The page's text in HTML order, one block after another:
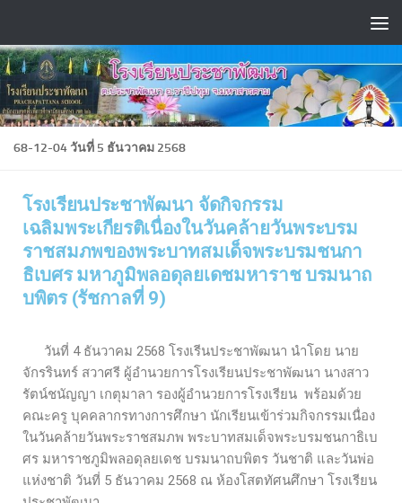
68-12-04 วันที่ 5 ธันวาคม 2568
โรงเรียนประชาพัฒนา จัดกิจกรรม
เฉลิมพระเกียรติเนื่องในวันคล้ายวันพระบรม
ราชสมภพของพระบาทสมเด็จพระบรมชนกา
ธิเบศร มหาภูมิพลอดุลยเดชมหาราช บรมนาถ
บพิตร (รัชกาลที่ 9)
วันที่ 4 ธันวาคม 2568 โรงเรีนประชาพัฒนา นำโดย นาย
จักรรินทร์ สวาศรี ผู้อำนวยการโรงเรียนประชาพัฒนา นางสาว
รัตน์ชนัญญา เกตุมาลา รองผู้อำนวยการโรงเรียน พร้อมด้วย
คณะครู บุคคลากรทางการศึกษา นักเรียนเข้าร่วมกิจกรรมเนื่อง
ในวันคล้ายวันพระราชสมภพ พระบาทสมเด็จพระบรมชนกาธิเบ
ศร มหาราชภูมิพลอดุลยเดช บรมนาถบพิตร วันชาติ และวันพ่อ
แห่งชาติ วันที่ 5 ธันวาคม 2568 ณ ห้องโสตทัศนศึกษา โรงเรียน